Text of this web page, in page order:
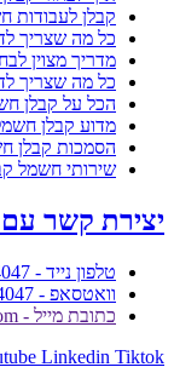
קבלן לעבודות
כל מה שצריך
מדריך מצוין
כל מה שצריך
הכל על קבלן
מדוע קבלן
הסמכות קבלן
שירותי חשמל
יצירת קשר
טלפון נייד - 052-6704047
וואטסאפ - https://wa.me/972526704047
כתובת מייל - amitmatan1509@gmail.com
Linkedin Tiktok